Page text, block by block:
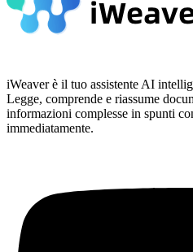
iWeaver è il tuo assistente AI
Legge, comprende e riassume
informazioni complesse in spunti
immediatamente.